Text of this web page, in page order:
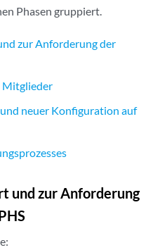
Phasen gruppiert.
zur Anforderung der
Mitglieder
neuer Konfiguration auf
und zur Anforderung